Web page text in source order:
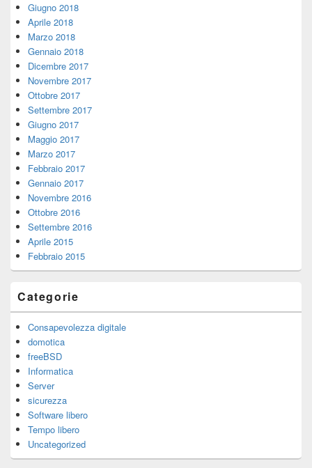
Giugno 2018
Aprile 2018
Marzo 2018
Gennaio 2018
Dicembre 2017
Novembre 2017
Ottobre 2017
Settembre 2017
Giugno 2017
Maggio 2017
Marzo 2017
Febbraio 2017
Gennaio 2017
Novembre 2016
Ottobre 2016
Settembre 2016
Aprile 2015
Febbraio 2015
Categorie
Consapevolezza digitale
domotica
freeBSD
Informatica
Server
sicurezza
Software libero
Tempo libero
Uncategorized